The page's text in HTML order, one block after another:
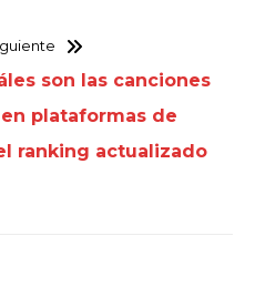
son las canciones
plataformas de
ranking actualizado